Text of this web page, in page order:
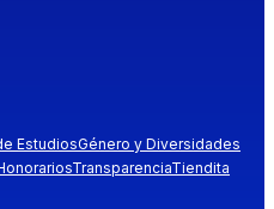
EstudiosGénero y Diversidades
TransparenciaTiendita